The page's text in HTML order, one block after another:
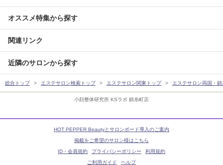
小顔整体研究所 KSラボ 錦糸町店
オススメ特集から探す
関連リンク
近隣のサロンから探す
総合トップ エステサロン検索トップ エステサロン関東トップ エステサロン両国・
HOT PEPPER Beautyとサロンボード導入のご案内
掲載をご希望のサロン様はこちら
ID・会員規約
プライバシーポリシー
利用規約
ご利用ガイド
ヘルプ